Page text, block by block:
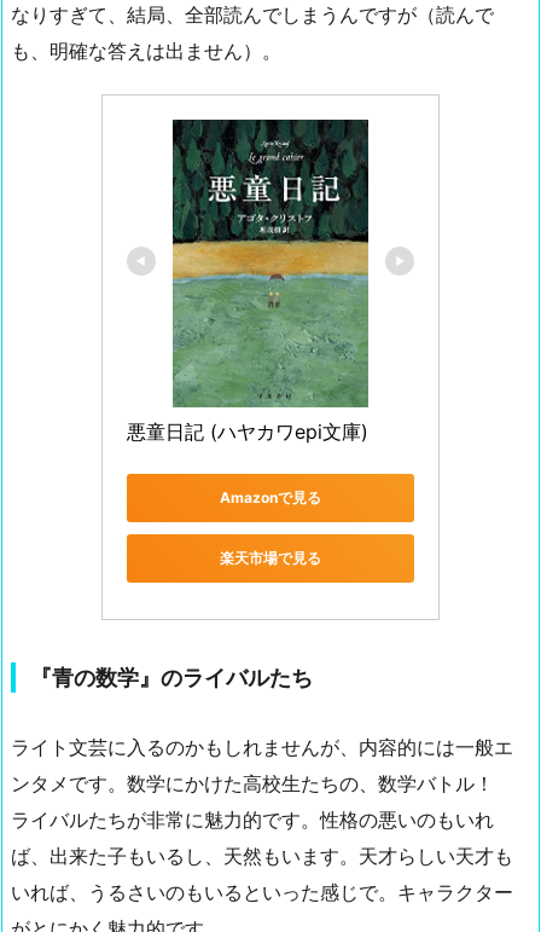
なりすぎて、結局、全部読んでしまうんですが（読んで
も、明確な答えは出ません）。
悪童日記 (ハヤカワepi文庫)
Amazonで見る
楽天市場で見る
『青の数学』のライバルたち
ライト文芸に入るのかもしれませんが、内容的には一般エ
ンタメです。数学にかけた高校生たちの、数学バトル！
ライバルたちが非常に魅力的です。性格の悪いのもいれ
ば、出来た子もいるし、天然もいます。天才らしい天才も
いれば、うるさいのもいるといった感じで。キャラクター